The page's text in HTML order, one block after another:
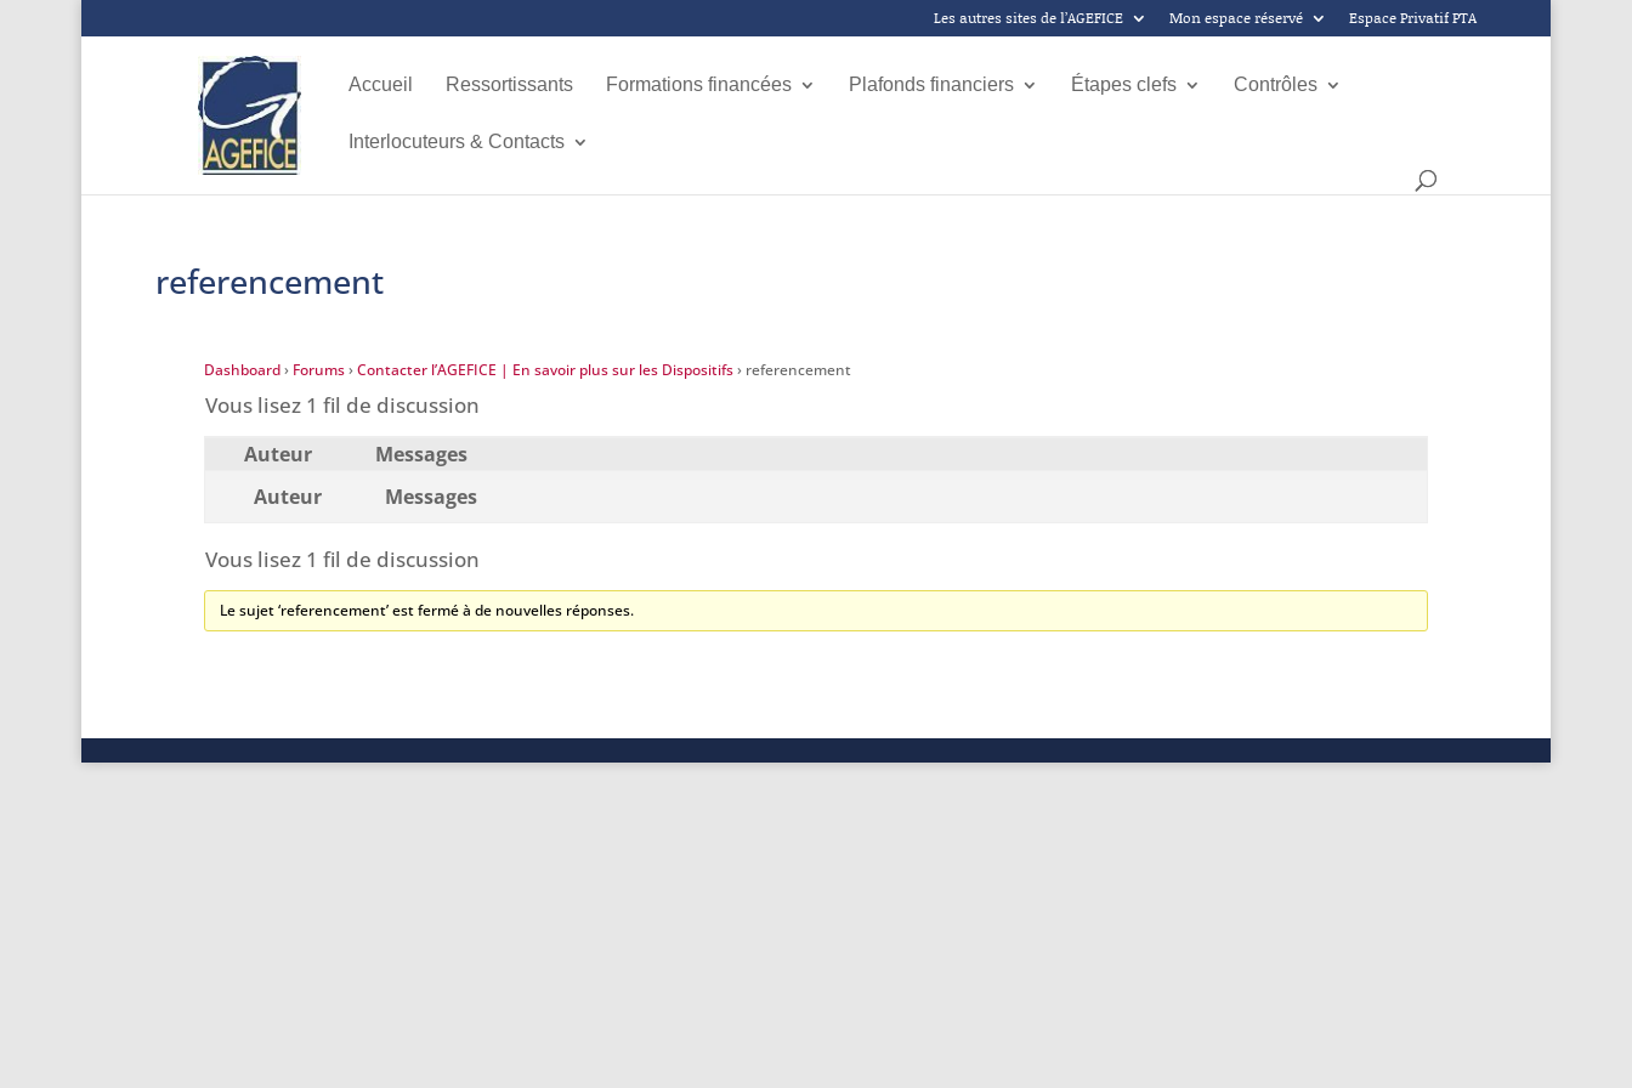
Les autres sites de l’AGEFICE Mon espace réservé Espace Privatif PTA
Accueil Ressortissants Formations financées Plafonds financiers Étapes clefs Contrôles
Interlocuteurs & Contacts
referencement
Dashboard› Forums›Contacter l’AGEFICE | En savoir plus sur les Dispositifs› referencement
Vous lisez 1 fil de discussion
Auteur
Messages
Auteur
Messages
Vous lisez 1 fil de discussion
Le sujet ‘referencement’ est fermé à de nouvelles réponses.